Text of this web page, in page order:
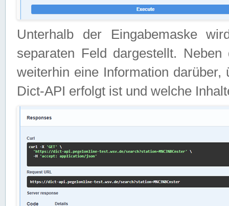
Unterhalb der Eingabemaske
separaten Feld dargestellt.
weiterhin eine Information
Dict-API erfolgt ist und welche